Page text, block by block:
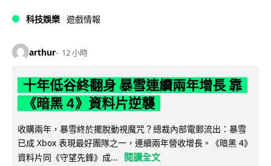
科技娛樂 遊戲情報
arthur 12 小時
十年低谷終翻身 暴雪連續兩年增長 靠
《暗黑 4》資料片逆襲
收購兩年，暴雪終於擺脫動視魔咒？總裁內部電郵流出：暴雪
已成 Xbox 表現最好團隊之一，連續兩年營收增長。《暗黑 4》
資料片同《守望先鋒》成...
閱讀全文